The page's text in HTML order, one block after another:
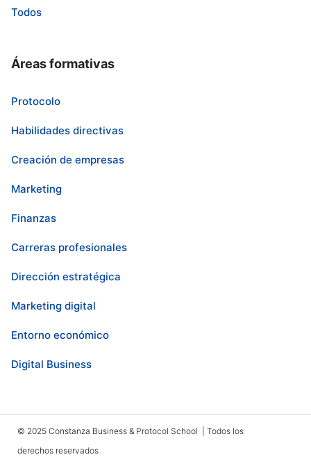
Todos
Áreas formativas
Protocolo
Habilidades directivas
Creación de empresas
Marketing
Finanzas
Carreras profesionales
Dirección estratégica
Marketing digital
Entorno económico
Digital Business
© 2025 Constanza Business & Protocol School | Todos los
derechos reservados